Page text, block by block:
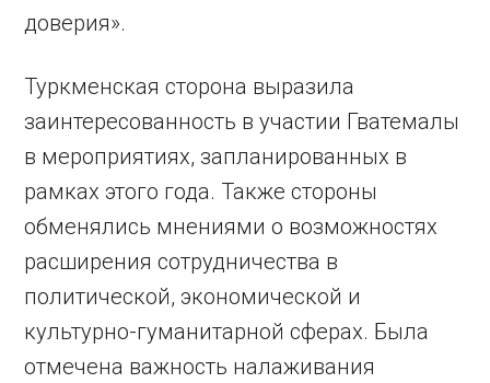
доверия».
Туркменская сторона выразила
заинтересованность в участии Гватемалы
в мероприятиях, запланированных в
рамках этого года. Также стороны
обменялись мнениями о возможностях
расширения сотрудничества в
политической, экономической и
культурно-гуманитарной сферах. Была
отмечена важность налаживания